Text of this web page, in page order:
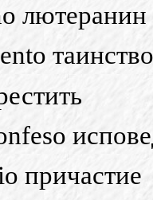
лютеранин
таинство
причастие